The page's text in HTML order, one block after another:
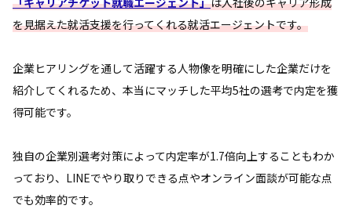
を見据えた就活支援を行ってくれる就活エージェントです。
企業ヒアリングを通して活躍する人物像を明確にした企業だけを
紹介してくれるため、本当にマッチした平均5社の選考で内定を獲
得可能です。
独自の企業別選考対策によって内定率が1.7倍向上することもわか
っており、LINEでやり取りできる点やオンライン面談が可能な点
でも効率的です。